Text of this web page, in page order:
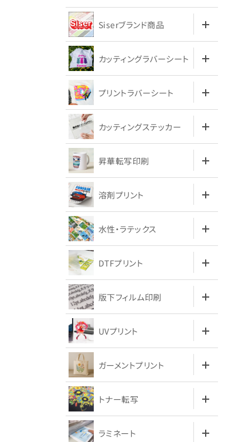
Siserブランド商品
カッティングラバーシート
プリントラバーシート
カッティングステッカー
昇華転写印刷
溶剤プリント
水性・ラテックス
DTFプリント
版下フィルム印刷
UVプリント
ガーメントプリント
トナー転写
ラミネート